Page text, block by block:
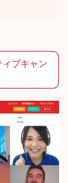
ブキャン